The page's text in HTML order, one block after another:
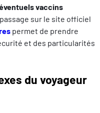
vaccins
sur le site officiel
permet de prendre
et des particularités
du voyageur